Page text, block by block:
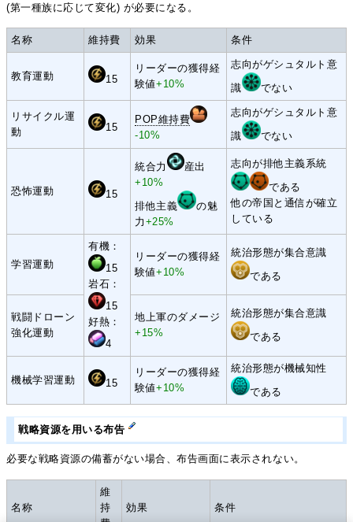
(第一種族に応じて変化) が必要になる。
名称 維持費 効果 条件
教育運動 15
リーダーの獲得経
験値+10%
志向がゲシュタルト意
識
でない
リサイクル運
動
15
POP維持費
-10%
志向がゲシュタルト意
識
でない
恐怖運動 15
統合力
産出
+10%
排他主義
の魅
力 +25%
志向が排他主義系統
である
他の帝国と通信が確立
している
学習運動
有機：
15
岩石：
15
好熱：
4
リーダーの獲得経
験値+10%
統治形態が集合意識
である
戦闘ドローン
強化運動
地上軍のダメージ
+15%
統治形態が集合意識
である
機械学習運動 15
リーダーの獲得経
験値+10%
統治形態が機械知性
である
戦略資源を用いる布告
必要な戦略資源の備蓄がない場合、布告画面に表示されない。
名称
維
持
効果 条件